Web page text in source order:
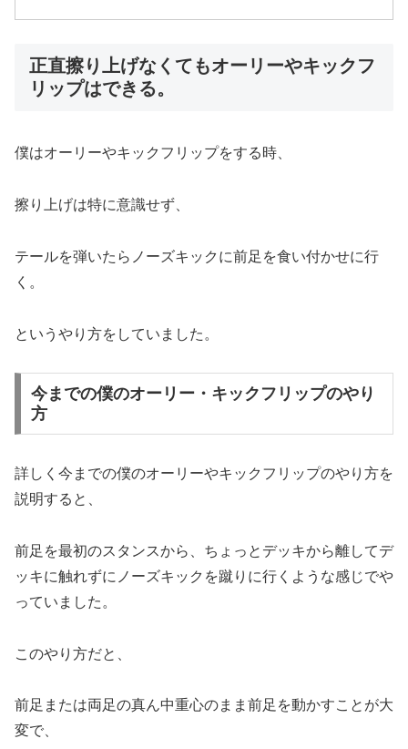
正直擦り上げなくてもオーリーやキックフ
リップはできる。
僕はオーリーやキックフリップをする時、
擦り上げは特に意識せず、
テールを弾いたらノーズキックに前足を食い付かせに行
く。
というやり方をしていました。
今までの僕のオーリー・キックフリップのやり
方
詳しく今までの僕のオーリーやキックフリップのやり方を
説明すると、
前足を最初のスタンスから、ちょっとデッキから離してデ
ッキに触れずにノーズキックを蹴りに行くような感じでや
っていました。
このやり方だと、
前足または両足の真ん中重心のまま前足を動かすことが大
変で、